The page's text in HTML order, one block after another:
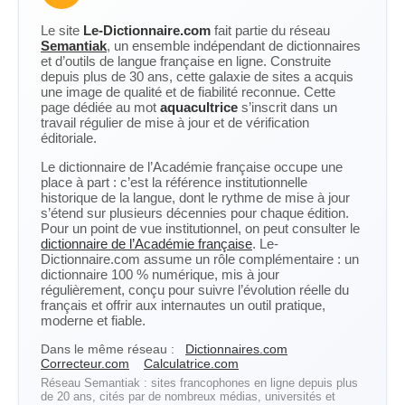
Le site Le-Dictionnaire.com fait partie du réseau
Semantiak, un ensemble indépendant de dictionnaires
et d’outils de langue française en ligne. Construite
depuis plus de 30 ans, cette galaxie de sites a acquis
une image de qualité et de fiabilité reconnue. Cette
page dédiée au mot aquacultrice s’inscrit dans un
travail régulier de mise à jour et de vérification
éditoriale.
Le dictionnaire de l’Académie française occupe une
place à part : c’est la référence institutionnelle
historique de la langue, dont le rythme de mise à jour
s’étend sur plusieurs décennies pour chaque édition.
Pour un point de vue institutionnel, on peut consulter le
dictionnaire de l’Académie française. Le-
Dictionnaire.com assume un rôle complémentaire : un
dictionnaire 100 % numérique, mis à jour
régulièrement, conçu pour suivre l’évolution réelle du
français et offrir aux internautes un outil pratique,
moderne et fiable.
Dans le même réseau :
Dictionnaires.com
Correcteur.com
Calculatrice.com
Réseau Semantiak : sites francophones en ligne depuis plus
de 20 ans, cités par de nombreux médias, universités et